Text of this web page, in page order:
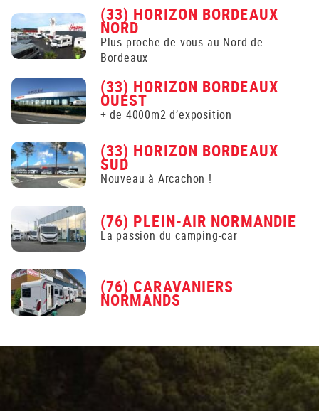
(33) HORIZON BORDEAUX
NORD
Plus proche de vous au Nord de
Bordeaux
(33) HORIZON BORDEAUX
OUEST
+ de 4000m2 d’exposition
(33) HORIZON BORDEAUX
SUD
Nouveau à Arcachon !
(76) PLEIN-AIR NORMANDIE
La passion du camping-car
(76) CARAVANIERS
NORMANDS